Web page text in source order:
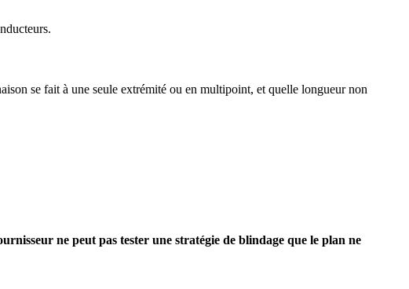
se fait à une seule extrémité ou en multipoint, et quelle longueur non
ne peut pas tester une stratégie de blindage que le plan ne